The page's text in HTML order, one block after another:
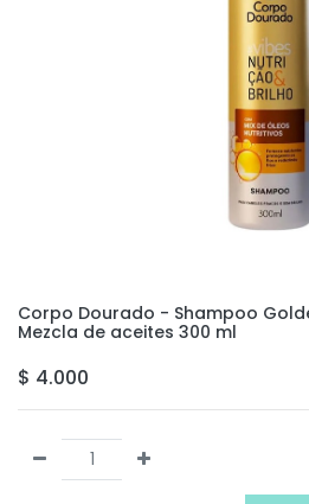
Corpo Dourado - Shampoo
Mezcla de aceites 300 ml
$ 4.000